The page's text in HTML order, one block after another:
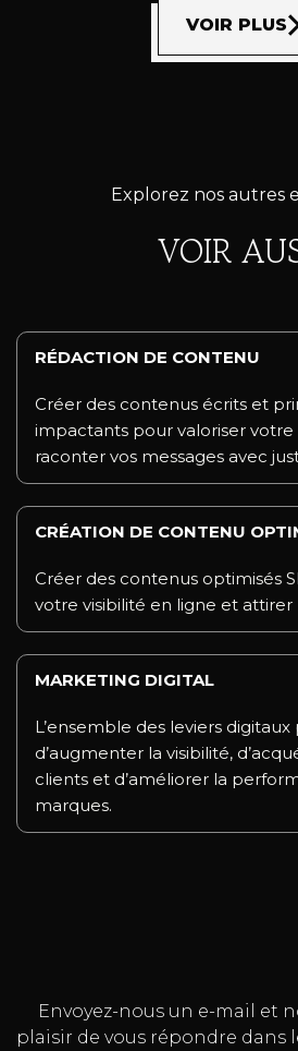
VOIR PLUS
Explorez nos autres
VOIR
RÉDACTION DE CONTENU
Créer des contenus écrits et
impactants pour valoriser
raconter vos messages avec
CRÉATION DE CONTENU
Créer des contenus optimisés
votre visibilité en ligne et attirer
MARKETING DIGITAL
L’ensemble des leviers
d’augmenter la visibilité,
clients et d’améliorer la
marques.
Envoyez-nous un e-mail et
plaisir de vous répondre dans